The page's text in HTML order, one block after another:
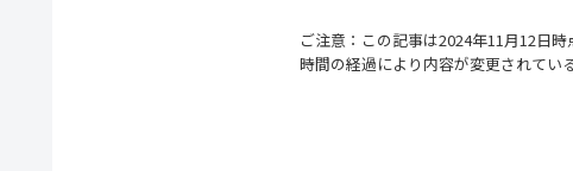
ご注意：この記事は2024年11月12日時
時間の経過により内容が変更されてい